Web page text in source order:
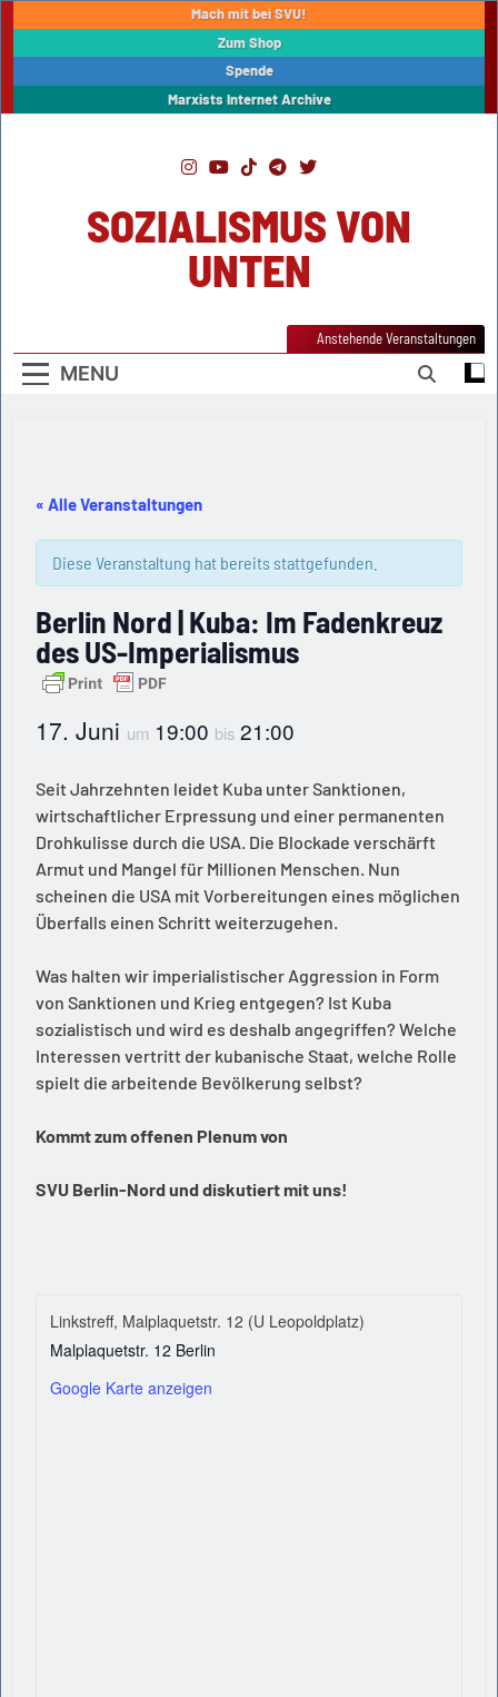
Mach mit bei SVU!
Zum Shop
Spende
Marxists Internet Archive
SOZIALISMUS VON
UNTEN
MENU
Anstehende Veranstaltungen
« Alle Veranstaltungen
Diese Veranstaltung hat bereits stattgefunden.
Berlin Nord | Kuba: Im Fadenkreuz
des US-Imperialismus
17. Juni um 19:00 bis 21:00
Seit Jahrzehnten leidet Kuba unter Sanktionen,
wirtschaftlicher Erpressung und einer permanenten
Drohkulisse durch die USA. Die Blockade verschärft
Armut und Mangel für Millionen Menschen. Nun
scheinen die USA mit Vorbereitungen eines möglichen
Überfalls einen Schritt weiterzugehen.
Was halten wir imperialistischer Aggression in Form
von Sanktionen und Krieg entgegen? Ist Kuba
sozialistisch und wird es deshalb angegriffen? Welche
Interessen vertritt der kubanische Staat, welche Rolle
spielt die arbeitende Bevölkerung selbst?
Kommt zum offenen Plenum von
SVU Berlin-Nord und diskutiert mit uns!
Linkstreff, Malplaquetstr. 12 (U Leopoldplatz)
Malplaquetstr. 12 Berlin
Google Karte anzeigen